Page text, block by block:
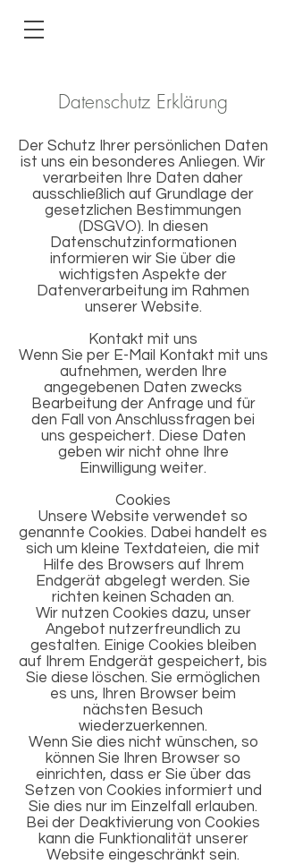
Datenschutz Erklärung
Der Schutz Ihrer persönlichen Daten
ist uns ein besonderes Anliegen. Wir
verarbeiten Ihre Daten daher
ausschließlich auf Grundlage der
gesetzlichen Bestimmungen
(DSGVO). In diesen
Datenschutzinformationen
informieren wir Sie über die
wichtigsten Aspekte der
Datenverarbeitung im Rahmen
unserer Website.
Kontakt mit uns
Wenn Sie per E-Mail Kontakt mit uns
aufnehmen, werden Ihre
angegebenen Daten zwecks
Bearbeitung der Anfrage und für
den Fall von Anschlussfragen bei
uns gespeichert. Diese Daten
geben wir nicht ohne Ihre
Einwilligung weiter.
Cookies
Unsere Website verwendet so
genannte Cookies. Dabei handelt es
sich um kleine Textdateien, die mit
Hilfe des Browsers auf Ihrem
Endgerät abgelegt werden. Sie
richten keinen Schaden an.
Wir nutzen Cookies dazu, unser
Angebot nutzerfreundlich zu
gestalten. Einige Cookies bleiben
auf Ihrem Endgerät gespeichert, bis
Sie diese löschen. Sie ermöglichen
es uns, Ihren Browser beim
nächsten Besuch
wiederzuerkennen.
Wenn Sie dies nicht wünschen, so
können Sie Ihren Browser so
einrichten, dass er Sie über das
Setzen von Cookies informiert und
Sie dies nur im Einzelfall erlauben.
Bei der Deaktivierung von Cookies
kann die Funktionalität unserer
Website eingeschränkt sein.